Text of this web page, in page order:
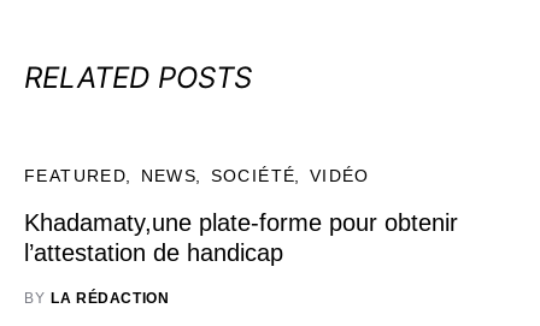
RELATED POSTS
FEATURED NEWS SOCIÉTÉ VIDÉO
Khadamaty,une plate-forme pour obtenir
l’attestation de handicap
BY LA RÉDACTION